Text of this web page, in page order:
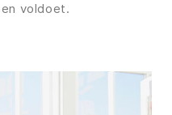
voldoet.